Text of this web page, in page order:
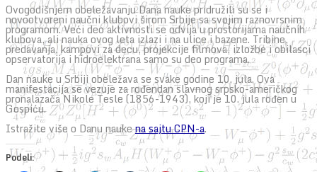
Ovogodišnjem obeležavanju Dana nauke pridružili su se i
novootvoreni naučni klubovi širom Srbije sa svojim raznovrsnim
programom. Veći deo aktivnosti se odvija u prostorijama naučnih
klubova, ali nauka ovog leta izlazi i na ulice i bazene. Tribine,
predavanja, kampovi za decu, projekcije filmova, izložbe i obilasci
opservatorija i hidroelektrana samo su deo programa.
Dan nauke u Srbiji obeležava se svake godine 10. jula. Ova
manifestacija se vezuje za rođendan slavnog srpsko-američkog
pronalazača Nikole Tesle (1856-1943), koji je 10. jula rođen u
Gospiću.
Istražite više o Danu naukena sajtu CPN-a.
Podeli: